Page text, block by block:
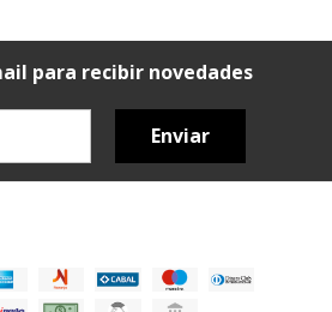
para recibir novedades
Enviar